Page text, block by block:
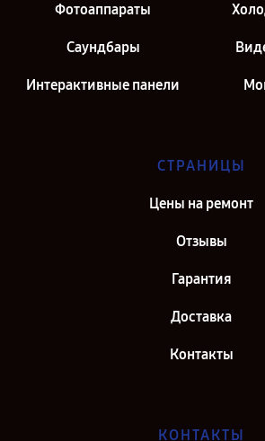
Фотоаппараты
Саундбары
Интерактивные панели
СТРАНИЦЫ
Цены на ремонт
Отзывы
Гарантия
Доставка
Контакты
КОНТАКТЫ